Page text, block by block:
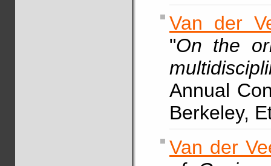
Van der
"On the
Annual
Berkeley,
Van der